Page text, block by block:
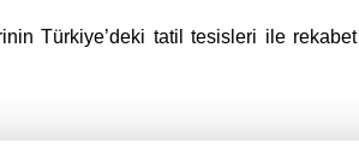
Türkiye’deki tatil tesisleri ile rekabet